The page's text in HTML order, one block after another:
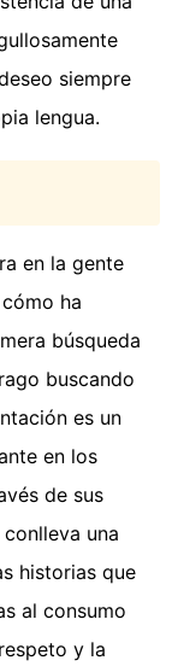
siempre
lengua.
en la gente
ha
búsqueda
buscando
es un
en los
de sus
una
historias que
al consumo
y la